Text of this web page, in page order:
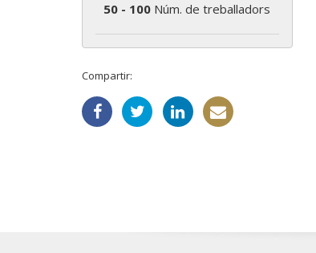
50 - 100 Núm. de treballadors
Compartir: